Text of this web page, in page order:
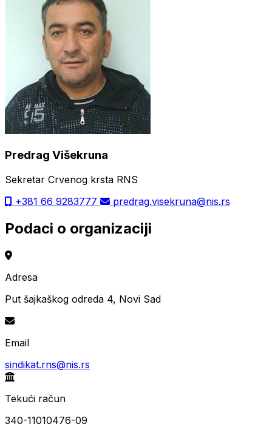
Predrag Višekruna
Sekretar Crvenog krsta RNS
+381 66 9283777
predrag.visekruna@nis.rs
Podaci o organizaciji
Adresa
Put šajkaškog odreda 4, Novi Sad
Email
sindikat.rns@nis.rs
Tekući račun
340-11010476-09